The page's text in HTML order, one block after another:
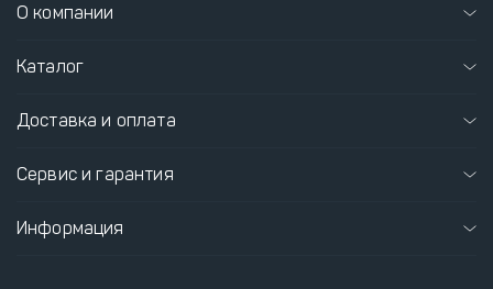
О компании
Каталог
Доставка и оплата
Сервис и гарантия
Информация